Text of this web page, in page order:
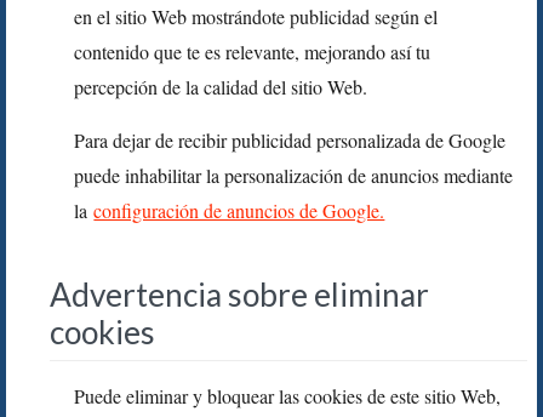
en el sitio Web mostrándote publicidad según el
contenido que te es relevante, mejorando así tu
percepción de la calidad del sitio Web.
Para dejar de recibir publicidad personalizada de Google
puede inhabilitar la personalización de anuncios mediante
laconfiguración de anuncios de Google.
Advertencia sobre eliminar
cookies
Puede eliminar y bloquear las cookies de este sitio Web,